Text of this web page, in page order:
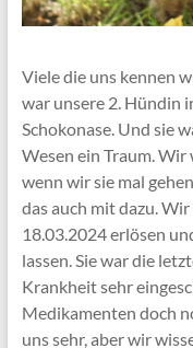
Viele die uns kennen
war unsere 2. Hündin
Schokonase. Und sie
Wesen ein Traum.
wenn wir sie mal
das auch mit dazu.
18.03.2024 erlösen
lassen. Sie war die
Krankheit sehr
Medikamenten doch
uns sehr, aber wir